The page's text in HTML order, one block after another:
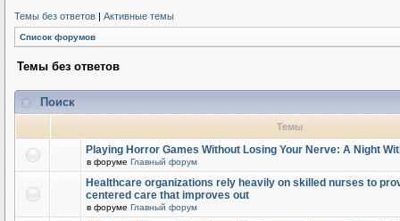
Темы без ответов | Активные темы
Список форумов
Темы без ответов
Поиск
Темы
Playing Horror Games Without Losing Your Nerve: A Night
в форуме Главный форум
Healthcare organizations rely heavily on skilled nurses to
centered care that improves out
в форуме Главный форум